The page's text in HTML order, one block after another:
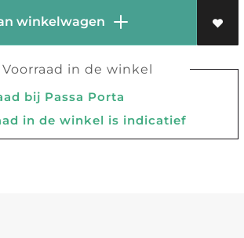
winkelwagen
Voorraad in de winkel
bij Passa Porta
in de winkel is indicatief